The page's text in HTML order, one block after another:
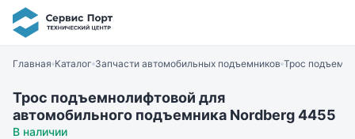
Главная Каталог Запчасти автомобильных подъемников Трос
Трос подъемнолифтовой для
автомобильного подъемника Nordberg 4455
В наличии